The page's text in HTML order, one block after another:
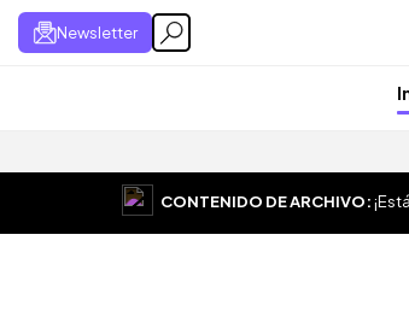
Newsletter
CONTENIDO DE ARCHIVO: